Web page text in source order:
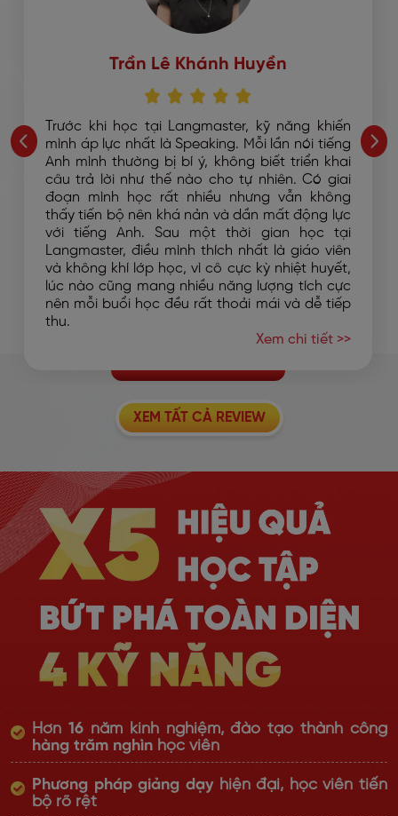
Trần Lê Khánh Huyền
Trước khi học tại Langmaster, kỹ năng khiến
mình áp lực nhất là Speaking. Mỗi lần nói tiếng
Anh mình thường bị bí ý, không biết triển khai
câu trả lời như thế nào cho tự nhiên. Có giai
đoạn mình học rất nhiều nhưng vẫn không
thấy tiến bộ nên khá nản và dần mất động lực
với tiếng Anh. Sau một thời gian học tại
Langmaster, điều mình thích nhất là giáo viên
và không khí lớp học, vì cô cực kỳ nhiệt huyết,
lúc nào cũng mang nhiều năng lượng tích cực
nên mỗi buổi học đều rất thoải mái và dễ tiếp
thu.
Xem chi tiết >>
XEM TẤT CẢ REVIEW
Hơn 16năm kinh nghiệm, đào tạo thành công
hàng trăm nghìn học viên
Phương pháp giảng dạyhiện đại, học viên tiến
bộ rõ rệt